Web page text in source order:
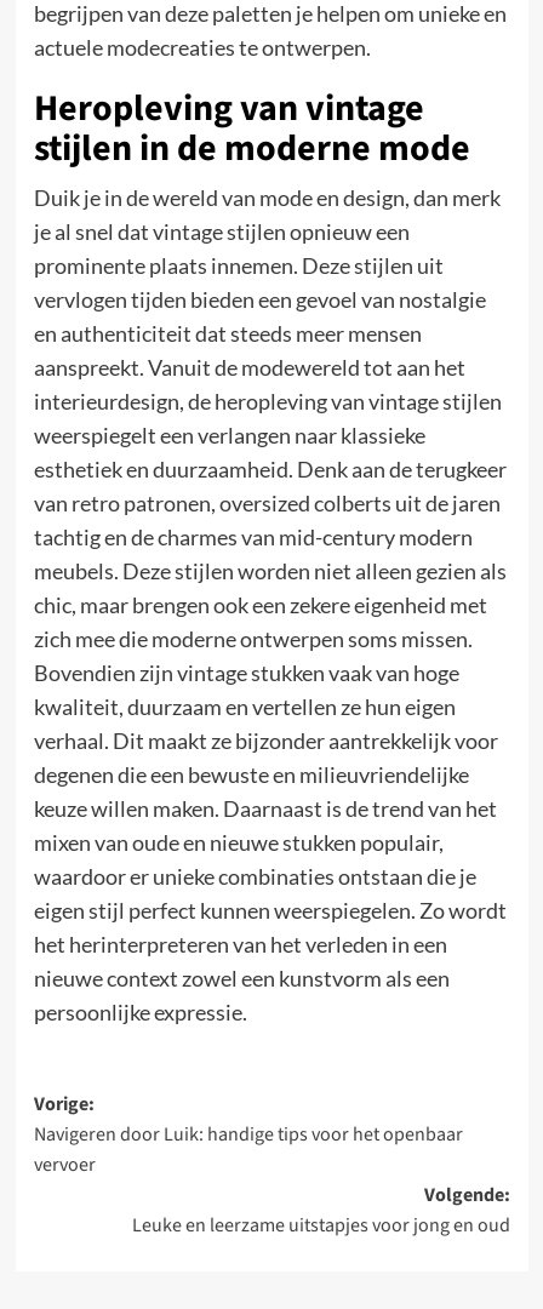
begrijpen van deze paletten je helpen om unieke en
actuele modecreaties te ontwerpen.
Heropleving van vintage
stijlen in de moderne mode
Duik je in de wereld van mode en design, dan merk
je al snel dat vintage stijlen opnieuw een
prominente plaats innemen. Deze stijlen uit
vervlogen tijden bieden een gevoel van nostalgie
en authenticiteit dat steeds meer mensen
aanspreekt. Vanuit de modewereld tot aan het
interieurdesign, de heropleving van vintage stijlen
weerspiegelt een verlangen naar klassieke
esthetiek en duurzaamheid. Denk aan de terugkeer
van retro patronen, oversized colberts uit de jaren
tachtig en de charmes van mid-century modern
meubels. Deze stijlen worden niet alleen gezien als
chic, maar brengen ook een zekere eigenheid met
zich mee die moderne ontwerpen soms missen.
Bovendien zijn vintage stukken vaak van hoge
kwaliteit, duurzaam en vertellen ze hun eigen
verhaal. Dit maakt ze bijzonder aantrekkelijk voor
degenen die een bewuste en milieuvriendelijke
keuze willen maken. Daarnaast is de trend van het
mixen van oude en nieuwe stukken populair,
waardoor er unieke combinaties ontstaan die je
eigen stijl perfect kunnen weerspiegelen. Zo wordt
het herinterpreteren van het verleden in een
nieuwe context zowel een kunstvorm als een
persoonlijke expressie.
Bericht
navigatie
Vorige:
Navigeren door Luik: handige tips voor het openbaar
vervoer
Volgende:
Leuke en leerzame uitstapjes voor jong en oud